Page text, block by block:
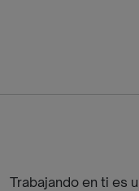
Trabajando en ti es